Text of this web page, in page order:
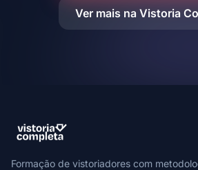
Ver mais na Vistoria
Formação de vistoriadores com